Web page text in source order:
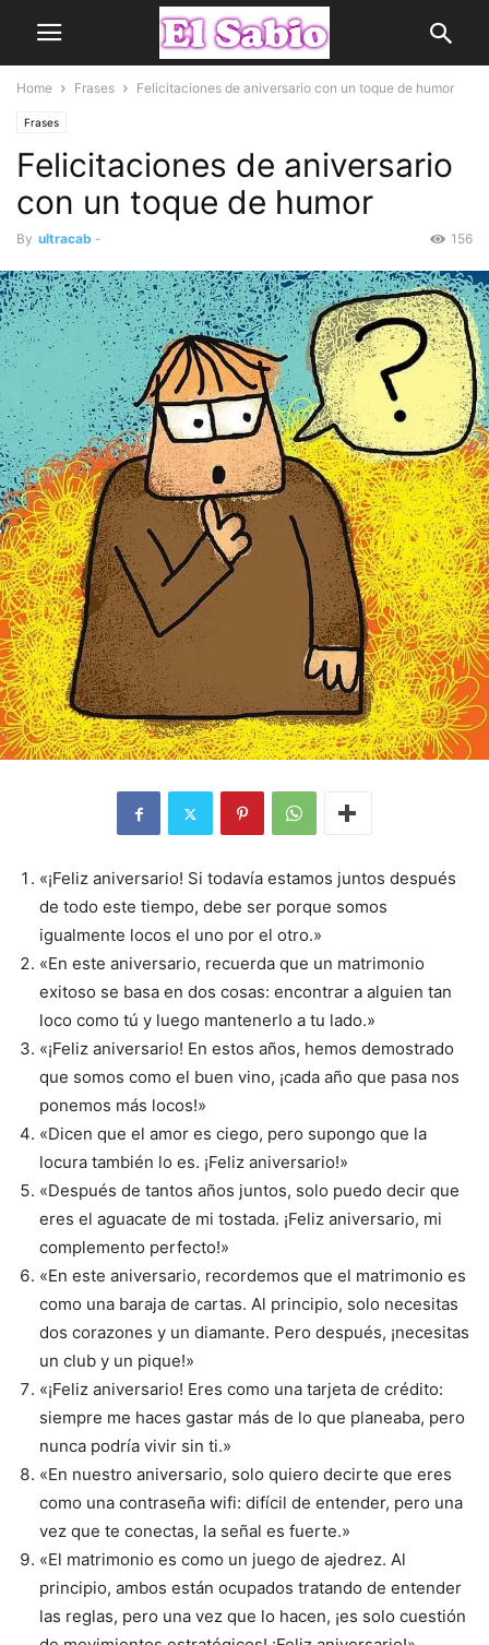
Home Frases Felicitaciones de aniversario con un toque de humor
Frases
Felicitaciones de aniversario
con un toque de humor
By ultracab - 156
«¡Feliz aniversario! Si todavía estamos juntos después
de todo este tiempo, debe ser porque somos
igualmente locos el uno por el otro.»
«En este aniversario, recuerda que un matrimonio
exitoso se basa en dos cosas: encontrar a alguien tan
loco como tú y luego mantenerlo a tu lado.»
«¡Feliz aniversario! En estos años, hemos demostrado
que somos como el buen vino, ¡cada año que pasa nos
ponemos más locos!»
«Dicen que el amor es ciego, pero supongo que la
locura también lo es. ¡Feliz aniversario!»
«Después de tantos años juntos, solo puedo decir que
eres el aguacate de mi tostada. ¡Feliz aniversario, mi
complemento perfecto!»
«En este aniversario, recordemos que el matrimonio es
como una baraja de cartas. Al principio, solo necesitas
dos corazones y un diamante. Pero después, ¡necesitas
un club y un pique!»
«¡Feliz aniversario! Eres como una tarjeta de crédito:
siempre me haces gastar más de lo que planeaba, pero
nunca podría vivir sin ti.»
«En nuestro aniversario, solo quiero decirte que eres
como una contraseña wifi: difícil de entender, pero una
vez que te conectas, la señal es fuerte.»
«El matrimonio es como un juego de ajedrez. Al
principio, ambos están ocupados tratando de entender
las reglas, pero una vez que lo hacen, ¡es solo cuestión